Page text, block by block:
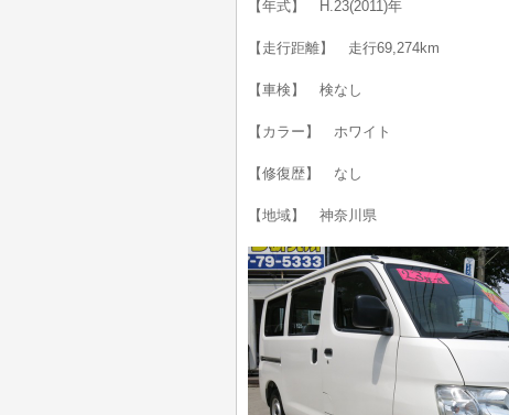
【年式】 H.23(2011)年
【走行距離】 走行69,274km
【車検】 検なし
【カラー】 ホワイト
【修復歴】 なし
【地域】 神奈川県